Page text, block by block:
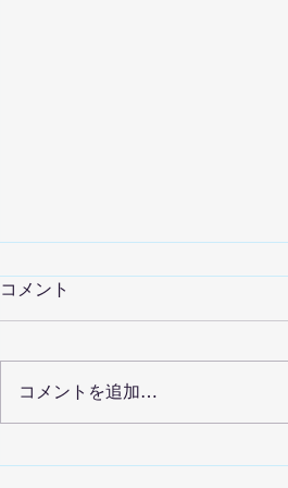
コメント
コメントを追加…